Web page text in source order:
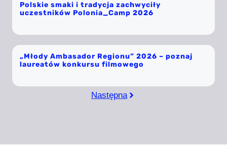
Polskie smaki i tradycja zachwyciły
uczestników Polonia_Camp 2026
„Młody Ambasador Regionu” 2026 – poznaj
laureatów konkursu filmowego
Następna